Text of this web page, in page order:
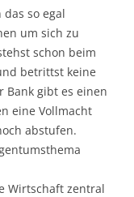
so egal
um sich zu
schon beim
betrittst keine
Bank gibt es einen
eine Vollmacht
abstufen.
Wirtschaft zentral